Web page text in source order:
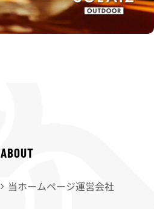
ABOUT
当ホームページ運営会社